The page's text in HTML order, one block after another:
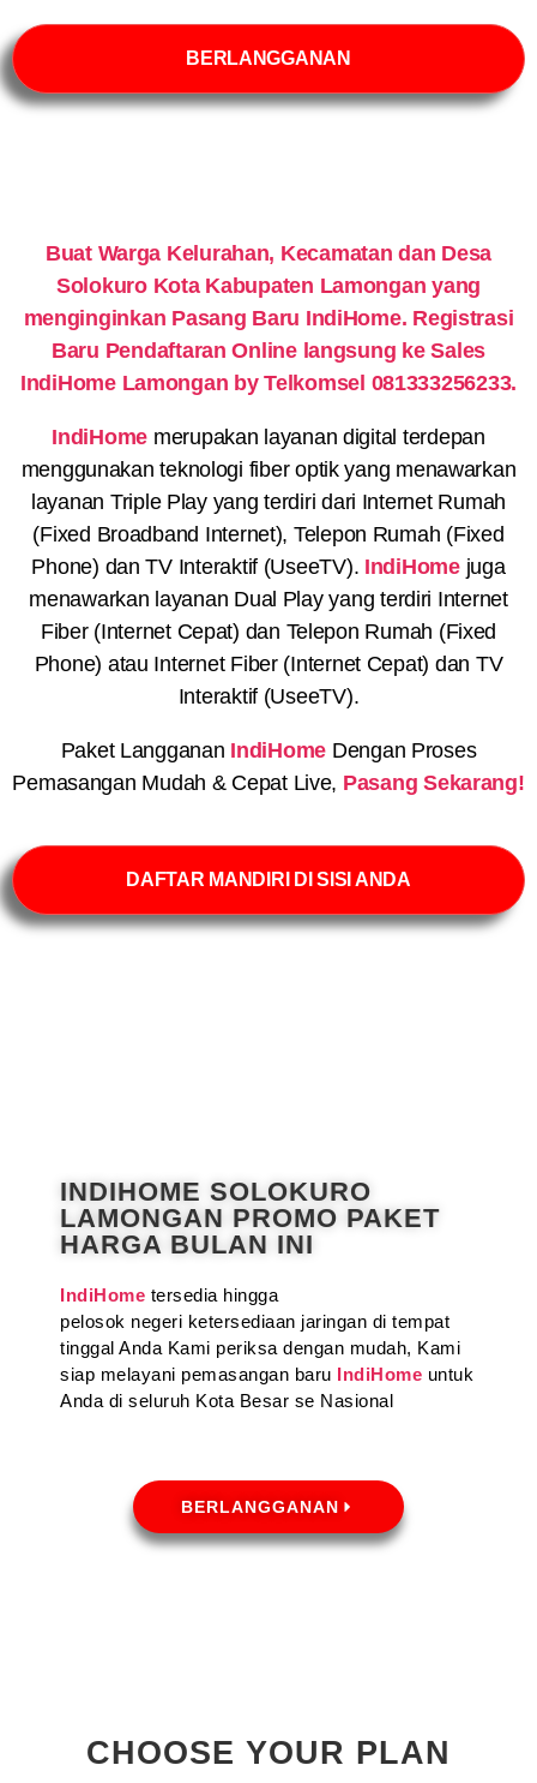
BERLANGGANAN
Buat Warga Kelurahan, Kecamatan dan Desa
Solokuro Kota Kabupaten Lamongan yang
menginginkan Pasang Baru IndiHome. Registrasi
Baru Pendaftaran Online langsung ke Sales
IndiHome Lamongan by Telkomsel 081333256233.
IndiHome merupakan layanan digital terdepan
menggunakan teknologi fiber optik yang menawarkan
layanan Triple Play yang terdiri dari Internet Rumah
(Fixed Broadband Internet), Telepon Rumah (Fixed
Phone) dan TV Interaktif (UseeTV). IndiHomejuga
menawarkan layanan Dual Play yang terdiri Internet
Fiber (Internet Cepat) dan Telepon Rumah (Fixed
Phone) atau Internet Fiber (Internet Cepat) dan TV
Interaktif (UseeTV).
Paket Langganan IndiHome Dengan Proses
Pemasangan Mudah & Cepat Live, Pasang Sekarang!
DAFTAR MANDIRI DI SISI ANDA
INDIHOME SOLOKURO
LAMONGAN PROMO PAKET
HARGA BULAN INI
IndiHome tersedia hingga
pelosok negeri ketersediaan jaringan di tempat
tinggal Anda Kami periksa dengan mudah, Kami
siap melayani pemasangan baru IndiHome untuk
Anda di seluruh Kota Besar se Nasional
BERLANGGANAN
CHOOSE YOUR PLAN